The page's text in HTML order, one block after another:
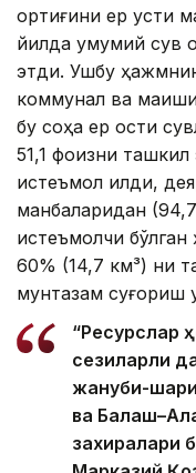
ортиғини ер усти
йилда умумий сув
этди. Ушбу
коммунал ва
бу соҳа ер ости
51,1 фоизни
истеъмол қилди,
манбаларидан
истеъмолчи
60% (14,7 км³) ни
мунтазам суғориш
“Ресурслар
сезиларли
жануби-
ва
захиралари